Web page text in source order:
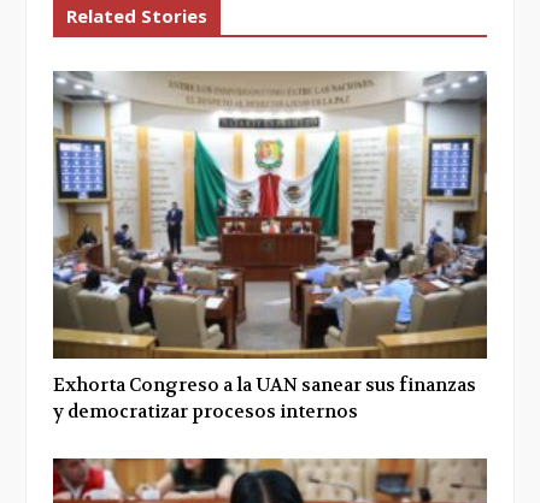
Related Stories
Exhorta Congreso a la UAN sanear sus finanzas
y democratizar procesos internos